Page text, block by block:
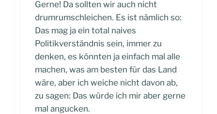
Gerne! Da sollten wir auch nicht
drumrumschleichen. Es ist nämlich so:
Das mag ja ein total naives
Politikverständnis sein, immer zu
denken, es könnten ja einfach mal alle
machen, was am besten für das Land
wäre, aber ich weiche nicht davon ab,
zu sagen: Das würde ich mir aber gerne
mal angucken.